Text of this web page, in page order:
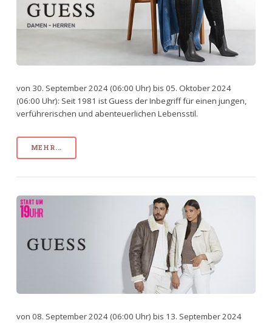
von 30. September 2024 (06:00 Uhr) bis 05. Oktober 2024
(06:00 Uhr): Seit 1981 ist Guess der Inbegriff für einen jungen,
verführerischen und abenteuerlichen Lebensstil.
MEHR...
von 08. September 2024 (06:00 Uhr) bis 13. September 2024